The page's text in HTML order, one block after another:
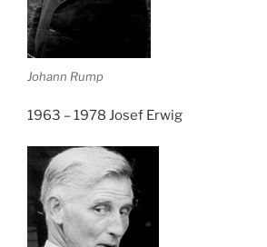
Johann Rump
1963 – 1978 Josef Erwig